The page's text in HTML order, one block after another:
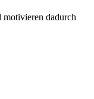
dadurch